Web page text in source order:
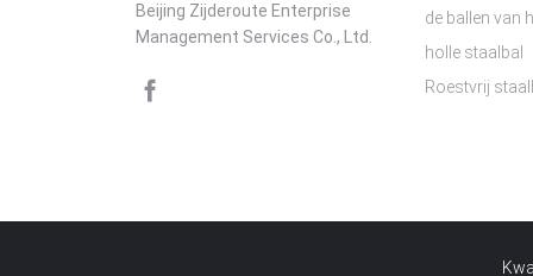
Beijing Zijderoute Enterprise
Management Services Co., Ltd.
Roestvrij
de ballen van
holle staalbal